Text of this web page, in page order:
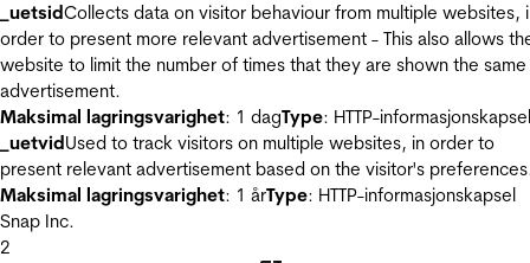
_uetsidCollects data on visitor behaviour from multiple websites,
order to present more relevant advertisement - This also allows
website to limit the number of times that they are shown the same
advertisement.
Maksimal lagringsvarighet: 1 dagType: HTTP-informasjonskapsel
_uetvidUsed to track visitors on multiple websites, in order to
present relevant advertisement based on the visitor's
Maksimal lagringsvarighet: 1 årType: HTTP-informasjonskapsel
Snap Inc.
2